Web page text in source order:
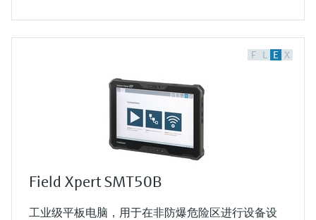
F L E X
Field Xpert SMT50B
工业级平板电脑，用于在非防爆危险区进行设备设